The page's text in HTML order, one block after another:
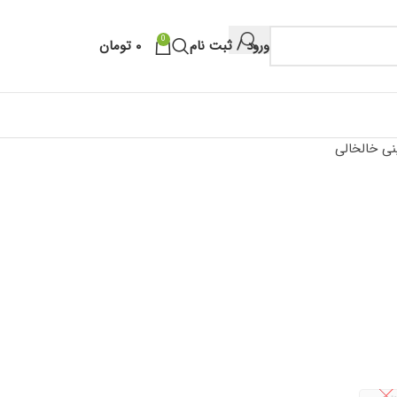
ورود / ثبت نام 0 ۰ تومان
خالخالی